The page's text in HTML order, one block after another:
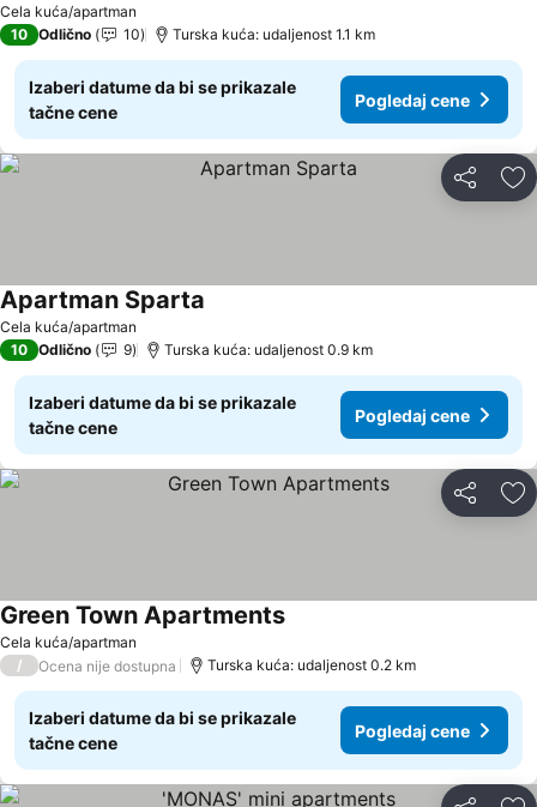
Cela kuća/apartman
10 Odlično 10 Turska kuća: udaljenost 1.1 km
Izaberi datume da bi se prikazale
tačne cene
Pogledaj cene
Deli
Cela kuća/apartman
Apartman Sparta
10 Odlično 9 Turska kuća: udaljenost 0.9 km
Izaberi datume da bi se prikazale
tačne cene
Pogledaj cene
Deli
Cela kuća/apartman
Green Town Apartments
/ Ocena nije dostupna Turska kuća: udaljenost 0.2 km
Izaberi datume da bi se prikazale
tačne cene
Pogledaj cene